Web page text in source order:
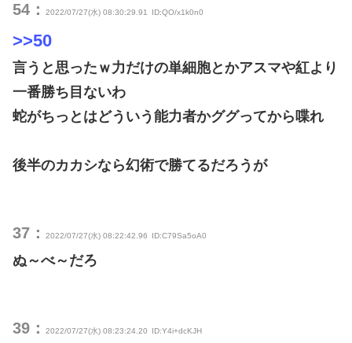
54： 2022/07/27(水) 08:30:29.91 ID:QO/x1k0n0
>>50
言うと思ったｗ力だけの単細胞とかアスマや紅より
一番勝ち目ないわ
蛇がちっとはどういう能力者かググってから喋れ
後半のカカシなら幻術で勝てるだろうが
37： 2022/07/27(水) 08:22:42.96 ID:C79Sa5oA0
ぬ～べ～だろ
39： 2022/07/27(水) 08:23:24.20 ID:Y4i+dcKJH